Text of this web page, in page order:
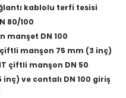
kablolu terfi tesisi
80/100
manşet DN 100
manşon 75 mm (3 inç)
çiftli manşon DN 50
ve contalı DN 100 giriş